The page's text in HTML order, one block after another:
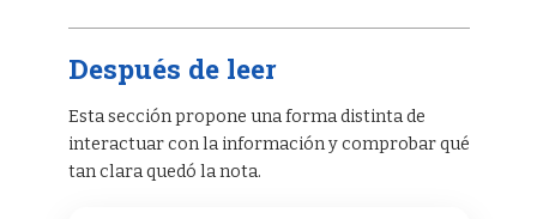
Después de leer
Esta sección propone una forma distinta de
interactuar con la información y comprobar qué
tan clara quedó la nota.